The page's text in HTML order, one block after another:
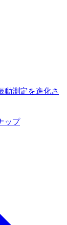
動測定を進化さ
ップ